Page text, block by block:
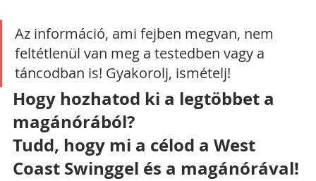
Az információ, ami fejben megvan, nem
feltétlenül van meg a testedben vagy a
táncodban is! Gyakorolj, ismételj!
Hogy hozhatod ki a legtöbbet a
magánórából?
Tudd, hogy mi a célod a West
Coast Swinggel és a magánórával!